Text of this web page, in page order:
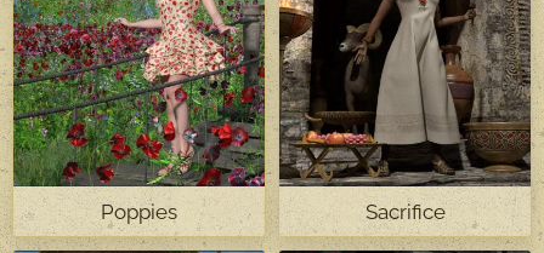
Poppies Sacrifice